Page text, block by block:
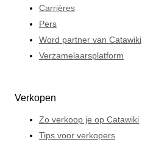
Carrières
Pers
Word partner van Catawiki
Verzamelaarsplatform
Verkopen
Zo verkoop je op Catawiki
Tips voor verkopers